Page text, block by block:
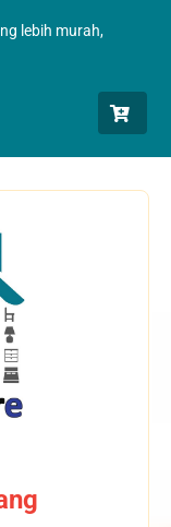
lebih murah,